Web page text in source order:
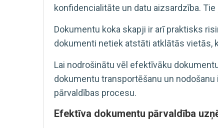
konfidencialitāte un datu aizsardzība.
Dokumentu koka skapji ir arī praktisks
dokumenti netiek atstāti atklātās vietās,
Lai nodrošinātu vēl efektīvāku
dokumentu transportēšanu un
pārvaldības procesu.
Efektīva dokumentu pārvaldība